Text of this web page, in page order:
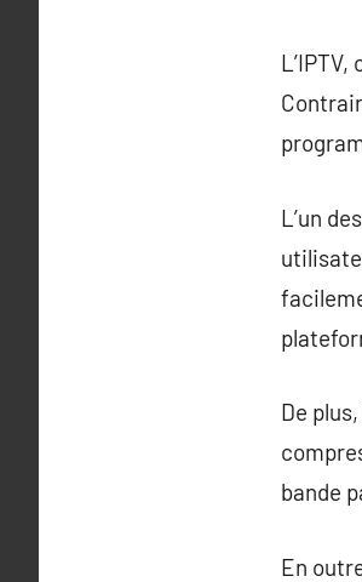
L’un
De
bande
En